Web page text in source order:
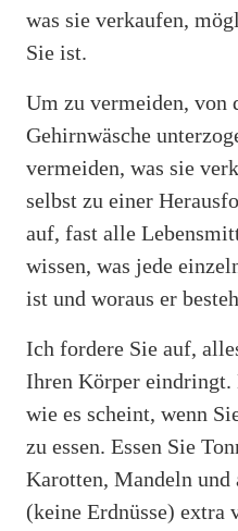
was sie verkaufen,
Sie ist.
Um zu vermeiden, von
Gehirnwäsche
vermeiden, was sie
selbst zu einer
auf, fast alle
wissen, was jede
ist und woraus er
Ich fordere Sie auf,
Ihren Körper eindringt.
wie es scheint, wenn
zu essen. Essen Sie
Karotten, Mandeln und
(keine Erdnüsse) extra